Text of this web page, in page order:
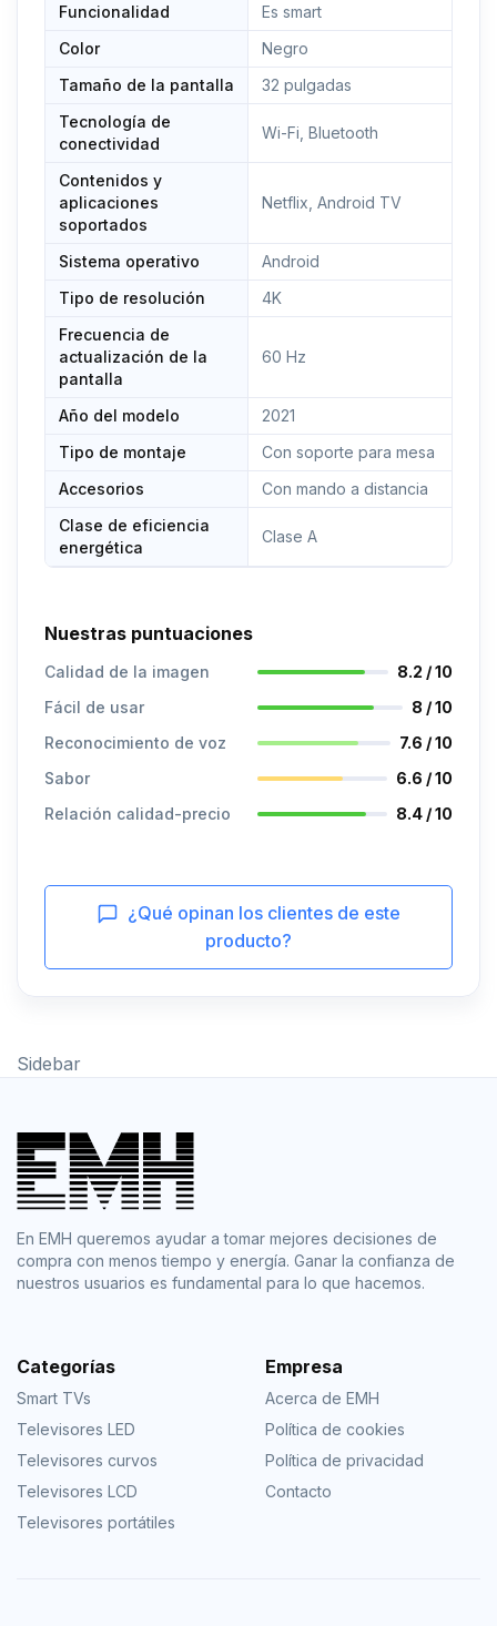
Funcionalidad
Es smart
Color
Negro
Tamaño de la pantalla
32 pulgadas
Tecnología de
conectividad
Wi-Fi, Bluetooth
Contenidos y
aplicaciones
soportados
Netflix, Android TV
Sistema operativo
Android
Tipo de resolución
4K
Frecuencia de
actualización de la
pantalla
60 Hz
Año del modelo
2021
Tipo de montaje
Con soporte para mesa
Accesorios
Con mando a distancia
Clase de eficiencia
energética
Clase A
Nuestras puntuaciones
Calidad de la imagen
8.2 / 10
Fácil de usar
8 / 10
Reconocimiento de voz
7.6 / 10
Sabor
6.6 / 10
Relación calidad-precio
8.4 / 10
¿Qué opinan los clientes de este
producto?
Sidebar
En EMH queremos ayudar a tomar mejores decisiones de
compra con menos tiempo y energía. Ganar la confianza de
nuestros usuarios es fundamental para lo que hacemos.
Categorías
Smart TVs
Televisores LED
Televisores curvos
Televisores LCD
Televisores portátiles
Empresa
Acerca de EMH
Política de cookies
Política de privacidad
Contacto